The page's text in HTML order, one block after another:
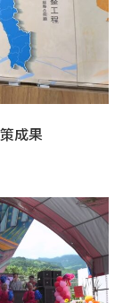
成果